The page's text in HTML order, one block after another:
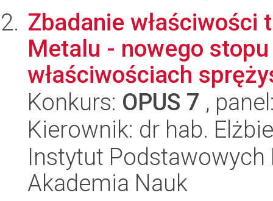
Zbadanie właściwości
Metalu - nowego
właściwościach
Konkurs: OPUS 7 ,
Kierownik: dr hab.
Instytut
Akademia Nauk